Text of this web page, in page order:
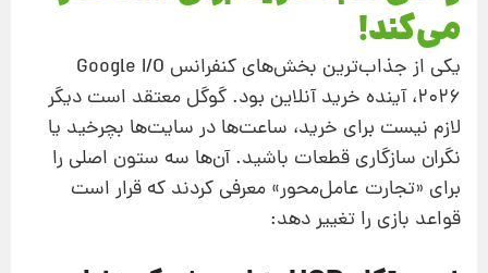
می‌کند!
یکی از جذاب‌ترین بخش‌های کنفرانس Google I/O
2026، آینده‌ خرید آنلاین بود. گوگل معتقد است دیگر
لازم نیست برای خرید، ساعت‌ها در سایت‌ها بچرخید یا
نگران سازگاری قطعات باشید. آن‌ها سه ستون اصلی را
برای «تجارت عامل‌محور» معرفی کردند که قرار است
قواعد بازی را تغییر دهد: